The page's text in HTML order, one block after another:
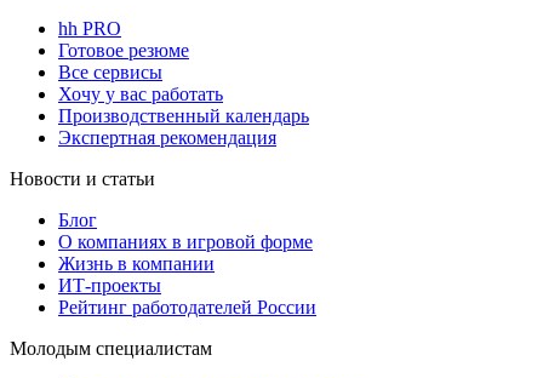
hh PRO
Готовое резюме
Все сервисы
Хочу у вас работать
Производственный календарь
Экспертная рекомендация
Новости и статьи
Блог
О компаниях в игровой форме
Жизнь в компании
ИТ-проекты
Рейтинг работодателей России
Молодым специалистам